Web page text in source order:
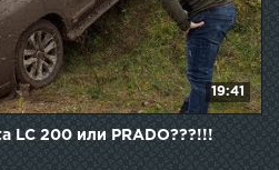
19:41
LC 200 или PRADO???!!!